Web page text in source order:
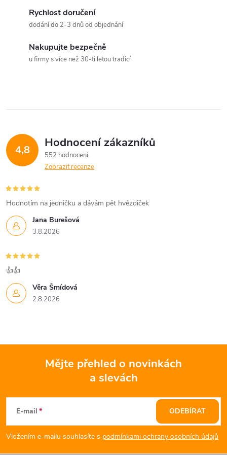
r
v
k
v
ý
p
i
s
u
Rychlost doručení
dodání do 2-3 dnů od objednání
Nakupujte bezpečně
u firmy s více než 30-ti letou tradicí
4,8 Hodnocení zákazníků
552 hodnocení
Zobrazit recenze
Jana Burešová
3.8.2026
Hodnotím na jedničku a dávám pět hvězdiček
Věra Šmídová
2.8.2026
👍👍
p
Mějte přehled o novinkách
a slevách
E-mail
Vložením e-mailu souhlasíte s podmínkami ochrany osobních údajů
ODEBÍRAT